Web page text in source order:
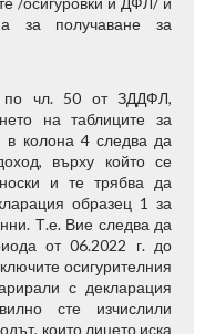
за получаване за
по чл. 50 от ЗДДФЛ,
на таблиците за
в колона 4 следва да
върху който се
и те трябва да
образец 1 за
Т.е. Вие следва да
от 06.2022 г. до
осигурителния
с декларация
сте изчислили
които лицето иска